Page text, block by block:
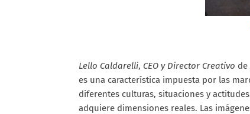
Lello Caldarelli, CEO y Director Creativo de
es una característica impuesta por las
diferentes culturas, situaciones y
adquiere dimensiones reales. Las